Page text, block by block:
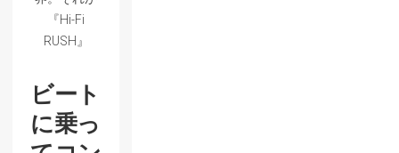
『Hi-Fi
RUSH』
ビート
に乗っ